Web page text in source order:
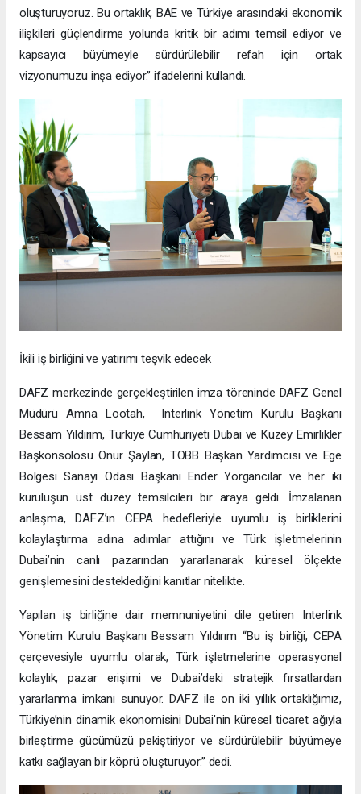
oluşturuyoruz. Bu ortaklık, BAE ve Türkiye arasındaki ekonomik
ilişkileri güçlendirme yolunda kritik bir adımı temsil ediyor ve
kapsayıcı büyümeyle sürdürülebilir refah için ortak
vizyonumuzu inşa ediyor.” ifadelerini kullandı.
İkili iş birliğini ve yatırımı teşvik edecek
DAFZ merkezinde gerçekleştirilen imza töreninde DAFZ Genel
Müdürü Amna Lootah, Interlink Yönetim Kurulu Başkanı
Bessam Yıldırım, Türkiye Cumhuriyeti Dubai ve Kuzey Emirlikler
Başkonsolosu Onur Şaylan, TOBB Başkan Yardımcısı ve Ege
Bölgesi Sanayi Odası Başkanı Ender Yorgancılar ve her iki
kuruluşun üst düzey temsilcileri bir araya geldi. İmzalanan
anlaşma, DAFZ’ın CEPA hedefleriyle uyumlu iş birliklerini
kolaylaştırma adına adımlar attığını ve Türk işletmelerinin
Dubai’nin canlı pazarından yararlanarak küresel ölçekte
genişlemesini desteklediğini kanıtlar nitelikte.
Yapılan iş birliğine dair memnuniyetini dile getiren Interlink
Yönetim Kurulu Başkanı Bessam Yıldırım “Bu iş birliği, CEPA
çerçevesiyle uyumlu olarak, Türk işletmelerine operasyonel
kolaylık, pazar erişimi ve Dubai’deki stratejik fırsatlardan
yararlanma imkanı sunuyor. DAFZ ile on iki yıllık ortaklığımız,
Türkiye’nin dinamik ekonomisini Dubai’nin küresel ticaret ağıyla
birleştirme gücümüzü pekiştiriyor ve sürdürülebilir büyümeye
katkı sağlayan bir köprü oluşturuyor.” dedi.